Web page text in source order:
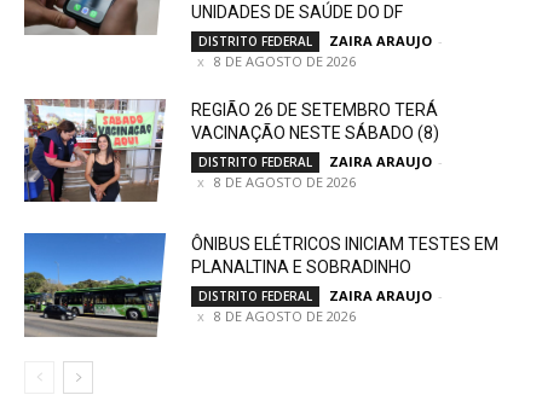
UNIDADES DE SAÚDE DO DF
DISTRITO FEDERAL ZAIRA ARAUJO -
8 DE AGOSTO DE 2026
REGIÃO 26 DE SETEMBRO TERÁ
VACINAÇÃO NESTE SÁBADO (8)
DISTRITO FEDERAL ZAIRA ARAUJO -
8 DE AGOSTO DE 2026
ÔNIBUS ELÉTRICOS INICIAM TESTES EM
PLANALTINA E SOBRADINHO
DISTRITO FEDERAL ZAIRA ARAUJO -
8 DE AGOSTO DE 2026